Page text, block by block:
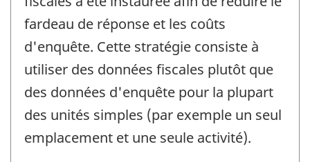
fardeau de réponse et les coûts
d'enquête. Cette stratégie consiste à
utiliser des données fiscales plutôt que
des données d'enquête pour la plupart
des unités simples (par exemple un seul
emplacement et une seule activité).